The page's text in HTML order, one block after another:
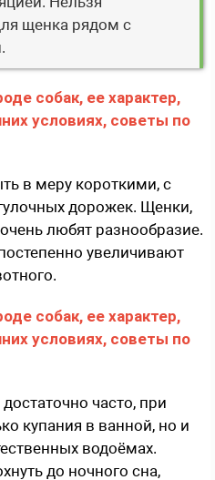
щенка рядом с
в меру короткими, с
дорожек. Щенки,
любят разнообразие.
увеличивают
часто, при
купания в ванной, но и
водоёмах.
до ночного сна,